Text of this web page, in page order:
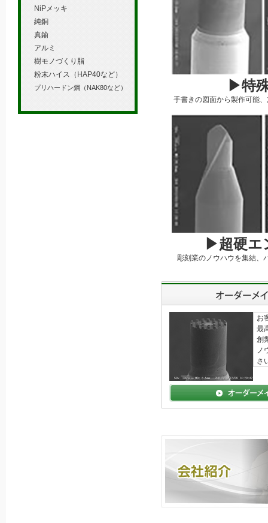
▶特
手書きの図面から製作可能
▶超硬エ
彫刻業のノウハウを集結、
お
最
創
ノ
さ
NiPメッキ
純銅
真鍮
アルミ
樹モノづくり脂
粉末ハイス（HAP40など）
プリハードン鋼（NAK80など）